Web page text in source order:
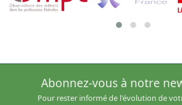
Abonnez-vous à notre
Pour rester informé de l'évolution de